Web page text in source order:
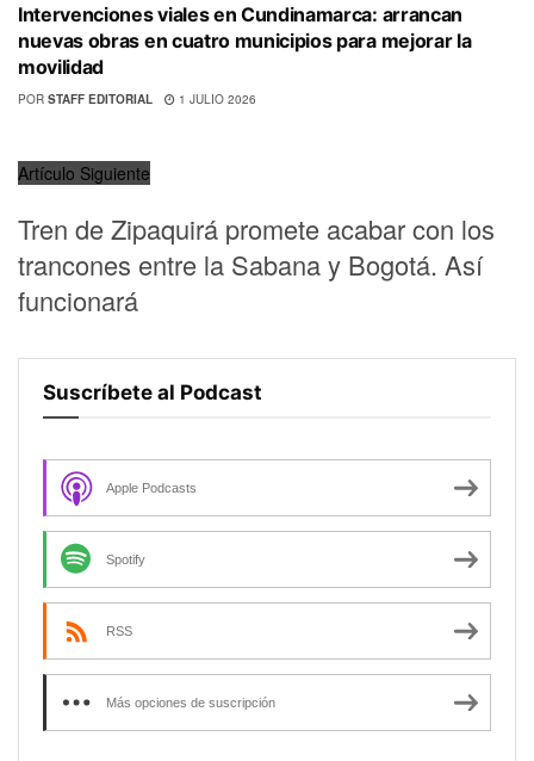
Intervenciones viales en Cundinamarca: arrancan
nuevas obras en cuatro municipios para mejorar la
movilidad
POR STAFF EDITORIAL 1 JULIO 2026
Artículo Siguiente
Tren de Zipaquirá promete acabar con los
trancones entre la Sabana y Bogotá. Así
funcionará
Suscríbete al Podcast
Apple Podcasts
Spotify
RSS
Más opciones de suscripción